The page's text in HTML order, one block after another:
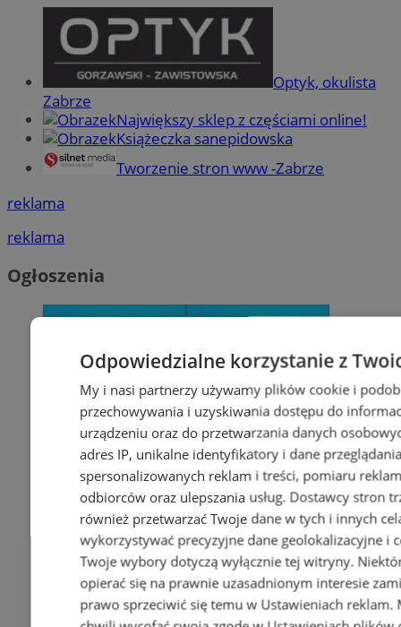
Optyk, okulista
Zabrze
Największy sklep z częściami online!
Książeczka sanepidowska
Tworzenie stron www -Zabrze
reklama
reklama
Ogłoszenia
Odpowiedzialne korzystanie z
My i nasi partnerzy używamy plików cookie i
przechowywania i uzyskiwania dostępu do
urządzeniu oraz do przetwarzania danych
adres IP, unikalne identyfikatory i dane
spersonalizowanych reklam i treści, pomiaru
odbiorców oraz ulepszania usług. Dostawcy stron
również przetwarzać Twoje dane w tych i innych
wykorzystywać precyzyjne dane geolokalizacyjne i
Twoje wybory dotyczą wyłącznie tej witryny.
opierać się na prawnie uzasadnionym interesie
prawo sprzeciwić się temu w Ustawieniach reklam.